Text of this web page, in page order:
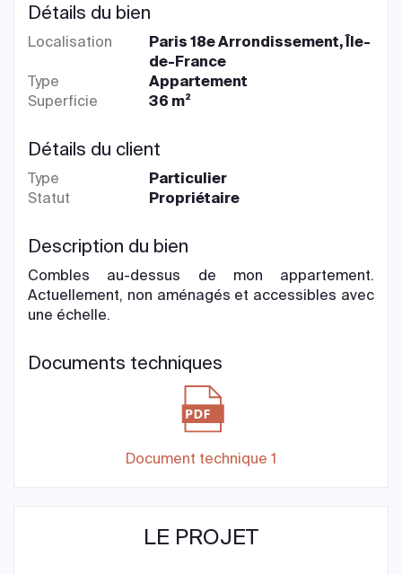
Détails du bien
Localisation
Paris 18e Arrondissement, Île-
de-France
Type
Appartement
Superficie
36 m²
Détails du client
Type
Particulier
Statut
Propriétaire
Description du bien
Combles au-dessus de mon appartement.
Actuellement, non aménagés et accessibles avec
une échelle.
Documents techniques
Document technique 1
LE PROJET